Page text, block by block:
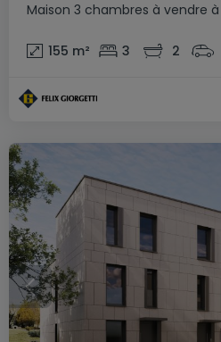
Maison 3 chambres à vendre à
155 m² 3 2